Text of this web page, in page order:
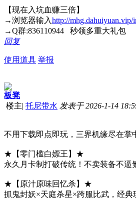
【现在入坑血赚三倍】
→浏览器输入http://mhg.dahuiyuan.vip/
→Q群:836110944 秒领多重大礼包
回复
使用道具 举报
板凳
楼主| 托尼带水 发表于 2026-1-14
不用下载即点即玩，三界机缘尽在掌
★【零门槛白嫖王】★
永久月卡制打破传统！不卖装备不
★【原汁原味回忆杀】★
抓鬼封妖×天庭杀星×跨服比武，经